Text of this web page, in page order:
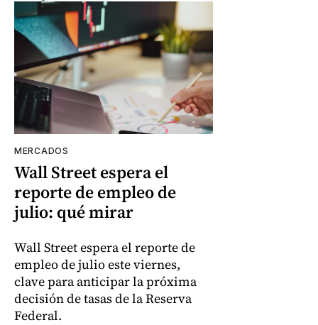
MERCADOS
Wall Street espera el
reporte de empleo de
julio: qué mirar
Wall Street espera el reporte de
empleo de julio este viernes,
clave para anticipar la próxima
decisión de tasas de la Reserva
Federal.